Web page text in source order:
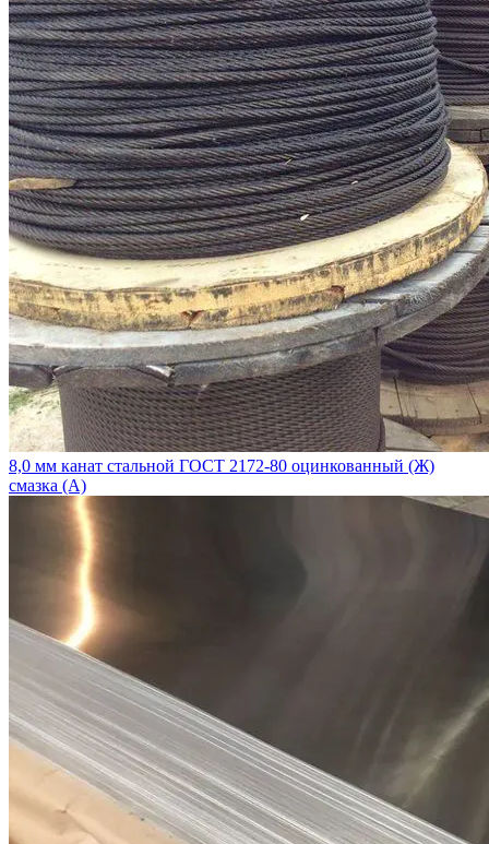
8,0 мм канат стальной ГОСТ 2172-80 оцинкованный (Ж)
смазка (А)